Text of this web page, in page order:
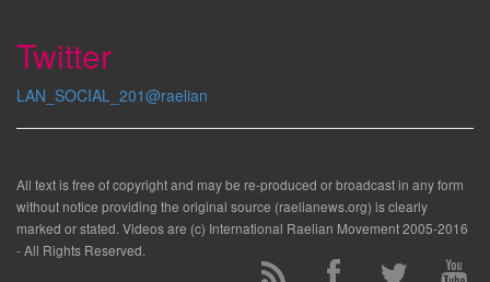
Twitter
LAN_SOCIAL_201@raelian
All text is free of copyright and may be re-produced or broadcast in any form
without notice providing the original source (raelianews.org) is clearly
marked or stated. Videos are (c) International Raelian Movement 2005-2016
- All Rights Reserved.